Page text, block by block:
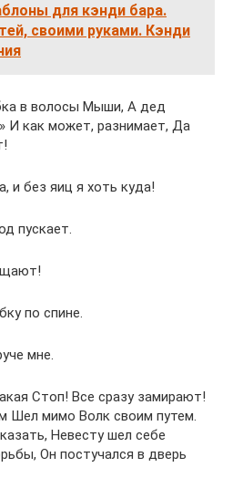
для кэнди бара.
своими руками. Кэнди
в волосы Мыши, А дед
И как может, разнимает, Да
и без яиц я хоть куда!
пускает.
по спине.
мне.
Стоп! Все сразу замирают!
Шел мимо Волк своим путем.
Невесту шел себе
Он постучался в дверь